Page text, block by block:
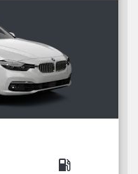
local_gas_station